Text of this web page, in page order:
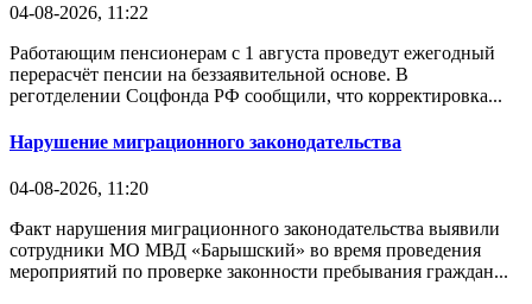
04-08-2026, 11:22
Работающим пенсионерам с 1 августа проведут ежегодный
перерасчёт пенсии на беззаявительной основе. В
реготделении Соцфонда РФ сообщили, что корректировка...
Нарушение миграционного законодательства
04-08-2026, 11:20
Факт нарушения миграционного законодательства выявили
сотрудники МО МВД «Барышский» во время проведения
мероприятий по проверке законности пребывания граждан...